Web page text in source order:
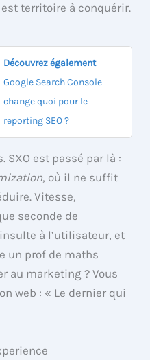
territoire à conquérir.
Découvrez également
Google Search Console
change quoi pour le
reporting SEO ?
SXO est passé par là :
, où il ne suffit
Vitesse,
seconde de
à l’utilisateur, et
un prof de maths
au marketing ? Vous
web : « Le dernier qui